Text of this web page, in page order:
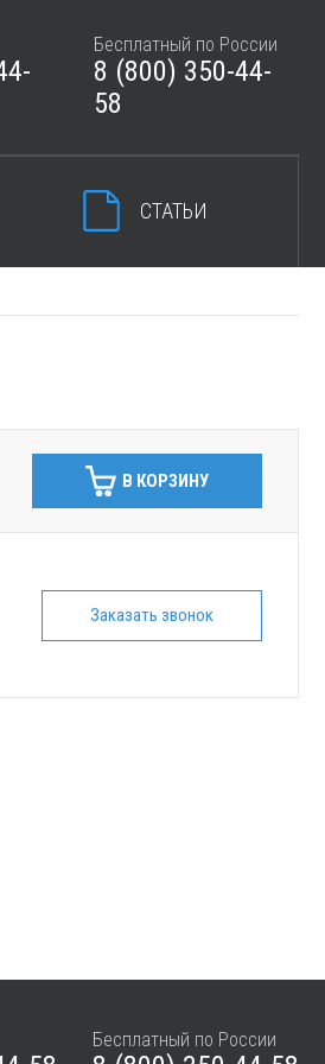
Бесплатный по России
8 (800) 350-44-
58
СТАТЬИ
В КОРЗИНУ
Заказать звонок
Бесплатный по России
ЗАКРЫТЬ КОРЗИНУ